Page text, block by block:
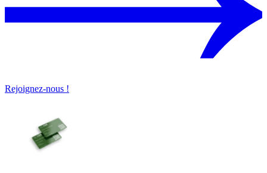
Rejoignez-nous !